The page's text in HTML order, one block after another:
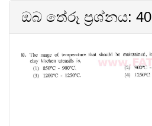
ඔබ තේරූ ප්‍රශ්නය: 40